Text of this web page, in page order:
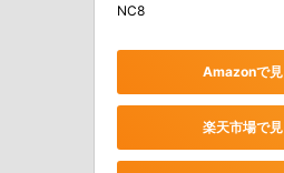
NC8
Amazonで見
楽天市場で